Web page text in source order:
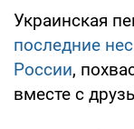
Украинская
последние
России,
вместе с